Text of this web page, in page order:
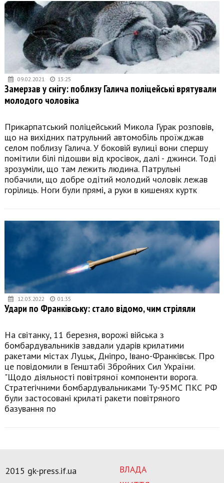
09.02.2021 13:25
Замерзав у снігу: поблизу Галича поліцейські врятували
молодого чоловіка
Прикарпатський поліцейський Микола Гурак розповів,
що на вихідних патрульний автомобіль проїжджав
селом поблизу Галича. У боковій вулиці вони спершу
помітили білі підошви від кросівок, далі - джинси. Тоді
зрозуміли, що там лежить людина. Патрульні
побачили, що добре одітий молодий чоловік лежав
горілиць. Ноги були прямі, а руки в кишенях куртк
12.03.2022 01:35
Удари по Франківську: стало відомо, чим стріляли
На світанку, 11 березня, ворожі війська з
бомбардувальників завдали ударів крилатими
ракетами містах Луцьк, Дніпро, Івано-Франківськ. Про
це повідомили в Генштабі Збройних Сил України.
"Щодо діяльності повітряної компоненти ворога.
Стратегічними бомбардувальниками Ту-95МС ПКС РФ
були застосовані крилаті ракети повітряного
базування по
ВЛАДА
2015 gk-press.if.ua